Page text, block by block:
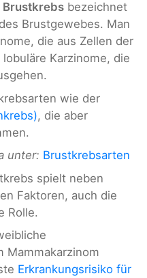
Brustkrebs bezeichnet
Brustgewebes. Man
die aus Zellen der
Karzinome, die
wie der
, die aber
unter: Brustkrebsarten
spielt neben
Faktoren, auch die
Rolle.
Mammakarzinom
Erkrankungsrisiko für